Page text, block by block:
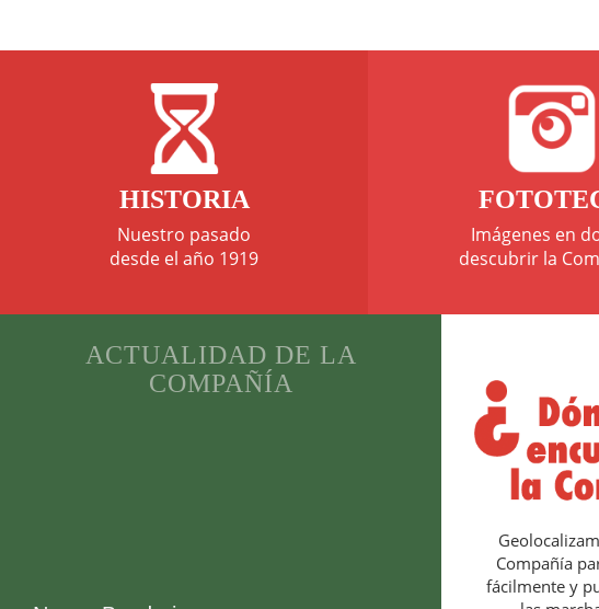
HISTORIA
Nuestro pasado
desde el año 1919
Imágenes en
descubrir la
ACTUALIDAD DE LA
COMPAÑÍA
Compañía
fácilmente y